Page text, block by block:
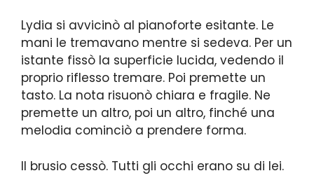
Lydia si avvicinò al pianoforte esitante. Le
mani le tremavano mentre si sedeva. Per un
istante fissò la superficie lucida, vedendo il
proprio riflesso tremare. Poi premette un
tasto. La nota risuonò chiara e fragile. Ne
premette un altro, poi un altro, finché una
melodia cominciò a prendere forma.
Il brusio cessò. Tutti gli occhi erano su di lei.